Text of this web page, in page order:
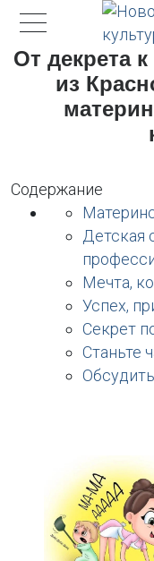
От декрета
из
Содержание
Детская
Мечта,
Успех,
Секрет
Станьте